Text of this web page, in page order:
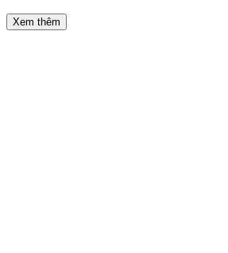
Xem thêm